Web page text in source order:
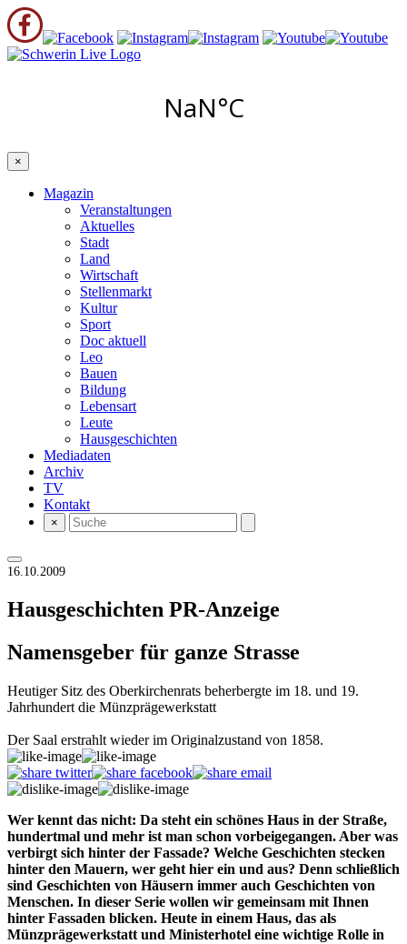
×
Magazin
Veranstaltungen
Aktuelles
Stadt
Land
Wirtschaft
Stellenmarkt
Kultur
Sport
Doc aktuell
Leo
Bauen
Bildung
Lebensart
Leute
Hausgeschichten
Mediadaten
Archiv
TV
Kontakt
×
16.10.2009
Hausgeschichten PR-Anzeige
Namensgeber für ganze Strasse
Heutiger Sitz des Oberkirchenrats beherbergte im 18. und 19.
Jahrhundert die Münzprägewerkstatt
Der Saal erstrahlt wieder im Originalzustand von 1858.
Wer kennt das nicht: Da steht ein schönes Haus in der Straße,
hundertmal und mehr ist man schon vorbeigegangen. Aber was
verbirgt sich hinter der Fassade? Welche Geschichten stecken
hinter den Mauern, wer geht hier ein und aus? Denn schließlich
sind Geschichten von Häusern immer auch Geschichten von
Menschen. In dieser Serie wollen wir gemeinsam mit Ihnen
hinter Fassaden blicken. Heute in einem Haus, das als
Münzprägewerkstatt und Ministerhotel eine wichtige Rolle in